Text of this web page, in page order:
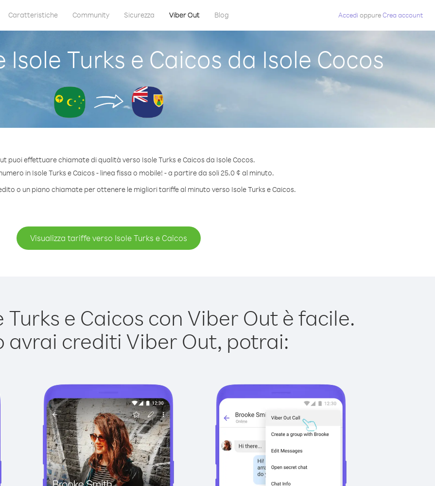
Caratteristiche Community Sicurezza Viber Out Blog Accedi oppureCrea account
Turks e Caicos da Isole Cocos
puoi effettuare chiamate di qualità verso Isole Turks e Caicos da Isole Cocos.
in Isole Turks e Caicos - linea fissa o mobile! - a partire da soli 25.0 ¢ al minuto.
o un piano chiamate per ottenere le migliori tariffe al minuto verso Isole Turks e Caicos.
Visualizza tariffe verso Isole Turks e Caicos
e Caicos con Viber Out è facile.
avrai crediti Viber Out, potrai: